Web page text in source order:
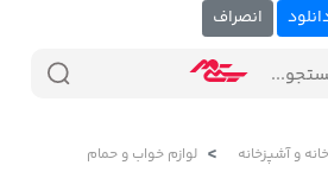
انصراف
خانه و آشپزخانه
لوازم خواب و حمام